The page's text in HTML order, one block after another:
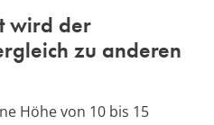
wird der
zu anderen
Höhe von 10 bis 15